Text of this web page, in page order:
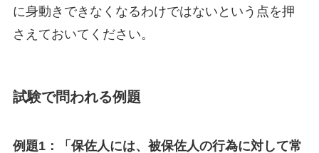
に身動きできなくなるわけではないという点を押
さえておいてください。
試験で問われる例題
例題1：「保佐人には、被保佐人の行為に対して常